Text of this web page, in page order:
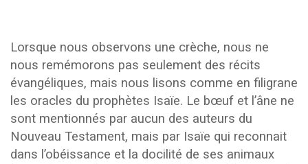
Lorsque nous observons une crèche, nous ne
nous remémorons pas seulement des récits
évangéliques, mais nous lisons comme en filigrane
les oracles du prophètes Isaïe. Le bœuf et l’âne ne
sont mentionnés par aucun des auteurs du
Nouveau Testament, mais par Isaïe qui reconnait
dans l’obéissance et la docilité de ses animaux